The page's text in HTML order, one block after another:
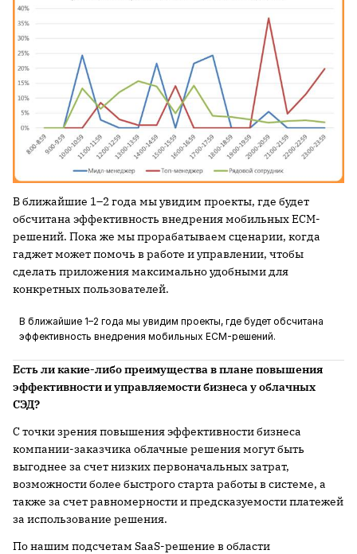
В ближайшие 1–2 года мы увидим проекты, где будет
обсчитана эффективность внедрения мобильных ECM-
решений. Пока же мы прорабатываем сценарии, когда
гаджет может помочь в работе и управлении, чтобы
сделать приложения максимально удобными для
конкретных пользователей.
В ближайшие 1–2 года мы увидим проекты, где будет обсчитана
эффективность внедрения мобильных ECM-решений.
Есть ли какие-либо преимущества в плане повышения
эффективности и управляемости бизнеса у облачных
СЭД?
С точки зрения повышения эффективности бизнеса
компании-заказчика облачные решения могут быть
выгоднее за счет низких первоначальных затрат,
возможности более быстрого старта работы в системе, а
также за счет равномерности и предсказуемости платежей
за использование решения.
По нашим подсчетам SaaS-решение в области